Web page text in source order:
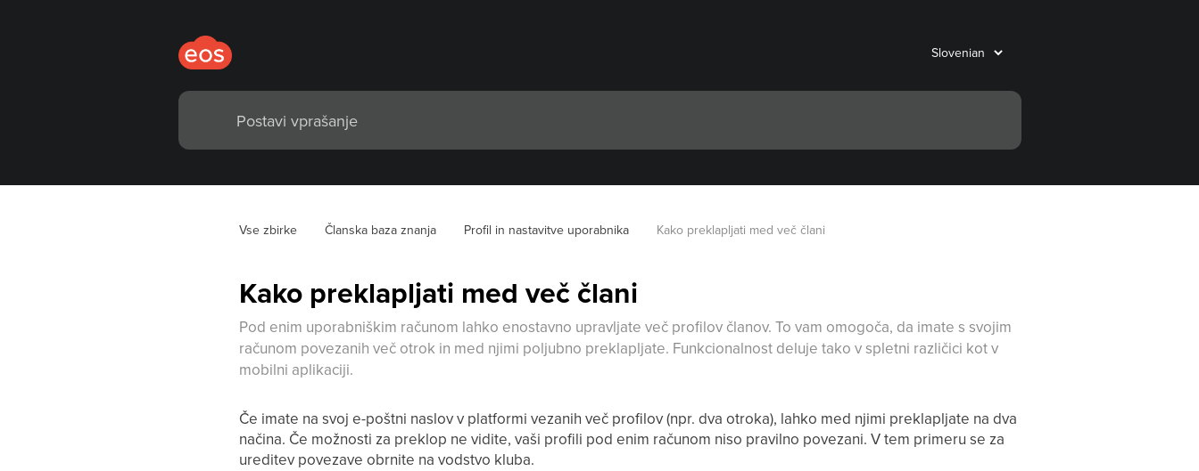
Vse zbirke Članska baza znanja Profil in nastavitve uporabnika Kako preklapljati med več člani
Kako preklapljati med več člani
Pod enim uporabniškim računom lahko enostavno upravljate več profilov članov. To vam omogoča, da imate s svojim
računom povezanih več otrok in med njimi poljubno preklapljate. Funkcionalnost deluje tako v spletni različici kot v
mobilni aplikaciji.
Če imate na svoj e-poštni naslov v platformi vezanih več profilov (npr. dva otroka), lahko med njimi preklapljate na dva
načina. Če možnosti za preklop ne vidite, vaši profili pod enim računom niso pravilno povezani. V tem primeru se za
ureditev povezave obrnite na vodstvo kluba.